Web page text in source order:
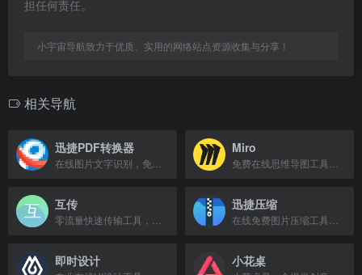
担任何责任。
小宇宙导航致力于优质、实用的网络站点资源收集与分享！
相关导航
迅捷PDF转换器 Miro
互传 迅捷压缩
即时设计 小花桌